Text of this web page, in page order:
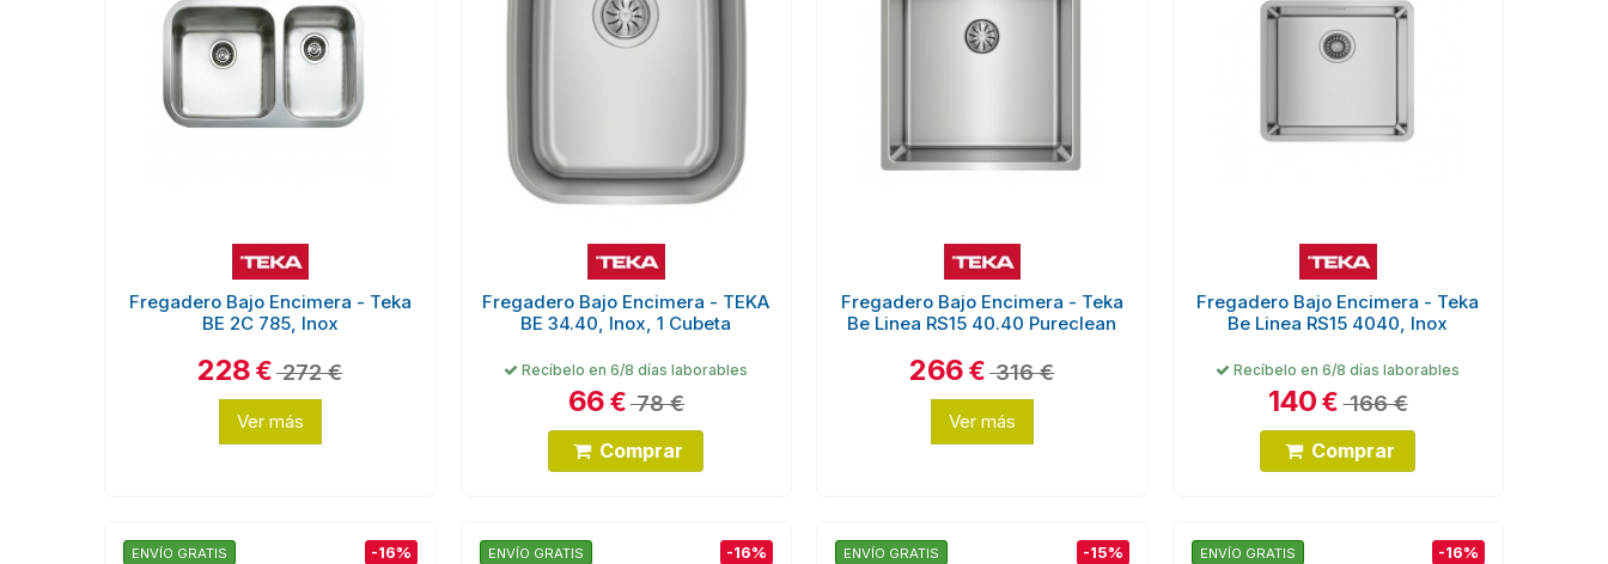
Fregadero Bajo Encimera - Teka
BE 2C 785, Inox
228€272 €
Ver más
Fregadero Bajo Encimera - TEKA
BE 34.40, Inox, 1 Cubeta
Recíbelo en 6/8 días laborables
66€78 €
Comprar
Fregadero Bajo Encimera - Teka
Be Linea RS15 40.40 Pureclean
266€316 €
Ver más
Fregadero Bajo Encimera - Teka
Be Linea RS15 4040, Inox
Recíbelo en 6/8 días laborables
140 € 166 €
Comprar
ENVÍO GRATIS
-16% ENVÍO GRATIS -16% ENVÍO GRATIS -15% ENVÍO GRATIS -16%